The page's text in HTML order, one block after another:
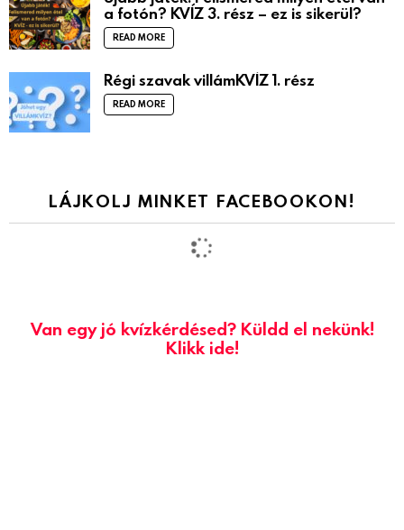
a fotón? KVÍZ 3. rész – ez is sikerül?
READ MORE
Régi szavak villámKVÍZ 1. rész
READ MORE
LÁJKOLJ MINKET FACEBOOKON!
Van egy jó kvízkérdésed? Küldd el nekünk!
Klikk ide!